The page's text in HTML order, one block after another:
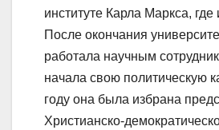
институте Карла Маркса, где
После окончания
работала научным
начала свою политическую
году она была избрана
Христианско-